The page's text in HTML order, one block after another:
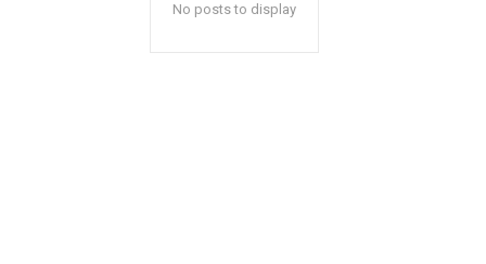
No posts to display